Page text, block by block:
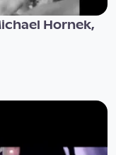
Hornek,